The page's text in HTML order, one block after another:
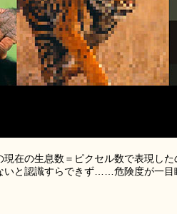
在の生息数＝ピクセル数で表現し
いと認識すらできず……危険度が一目